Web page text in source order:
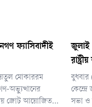
ফ্যাসিবাদীই
মোকাররম
অভ্যুত্থানের
জোট আয়োজিত
জুলাই
বুধবার
সভা ও